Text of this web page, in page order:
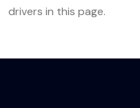
drivers in this page.